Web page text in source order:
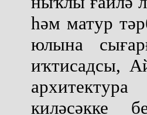
һәм матур
юлына
иҡтисадсы,
киләсәкке